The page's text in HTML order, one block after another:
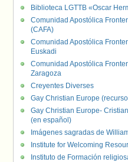
Biblioteca LGTTB «Oscar
Comunidad Apostólica
(CAFA)
Comunidad Apostólica
Euskadi
Comunidad Apostólica
Zaragoza
Creyentes Diverses
Gay Christian Europe
Gay Christian Europe-
(en español)
Imágenes sagradas de
Institute for Welcoming
Instituto de Formación